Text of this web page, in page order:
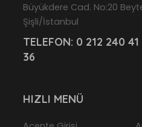
Büyükdere Cad. No:20
Şişli/İstanbul
TELEFON: 0 212 240
36
HIZLI MENÜ